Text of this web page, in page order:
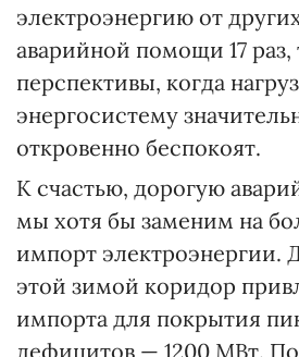
электроэнергию от
аварийной помощи 17 раз,
перспективы, когда
энергосистему
откровенно беспокоят.
К счастью, дорогую
мы хотя бы заменим на
импорт электроэнергии.
этой зимой коридор
импорта для покрытия
дефицитов — 1200 МВт.